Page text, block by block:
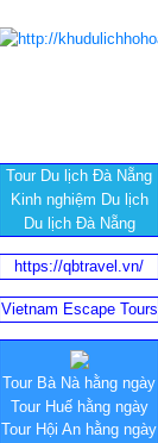
Tour Du lịch Đà Nẵng
Kinh nghiệm Du lịch
Du lịch Đà Nẵng
https://qbtravel.vn/
Vietnam Escape Tours
Tour Bà Nà hằng ngày
Tour Huế hằng ngày
Tour Hội An hằng ngày